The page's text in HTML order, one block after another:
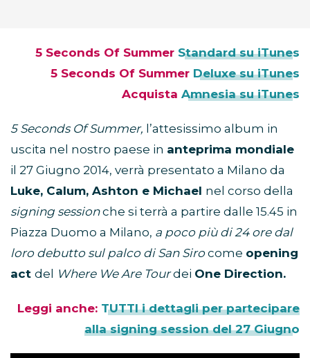
5 Seconds Of Summer Standard su iTunes
5 Seconds Of Summer Deluxe su iTunes
Acquista Amnesia su iTunes
5 Seconds Of Summer, l’attesissimo album in
uscita nel nostro paese in anteprima mondiale
il 27 Giugno 2014, verrà presentato a Milano da
Luke, Calum, Ashton e Michael nel corso della
signing sessionche si terrà a partire dalle 15.45 in
Piazza Duomo a Milano, a poco più di 24 ore dal
loro debutto sul palco di San Sirocome opening
act del Where We Are Tourdei One Direction.
Leggi anche: TUTTI i dettagli per partecipare
alla signing session del 27 Giugno